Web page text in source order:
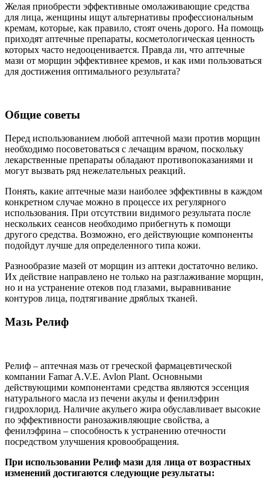
Желая приобрести эффективные омолаживающие средства
для лица, женщины ищут альтернативы профессиональным
кремам, которые, как правило, стоят очень дорого. На помощь
приходят аптечные препараты, косметологическая ценность
которых часто недооценивается. Правда ли, что аптечные
мази от морщин эффективнее кремов, и как ими пользоваться
для достижения оптимального результата?
Общие советы
Перед использованием любой аптечной мази против морщин
необходимо посоветоваться с лечащим врачом, поскольку
лекарственные препараты обладают противопоказаниями и
могут вызвать ряд нежелательных реакций.
Понять, какие аптечные мази наиболее эффективны в каждом
конкретном случае можно в процессе их регулярного
использования. При отсутствии видимого результата после
нескольких сеансов необходимо прибегнуть к помощи
другого средства. Возможно, его действующие компоненты
подойдут лучше для определенного типа кожи.
Разнообразие мазей от морщин из аптеки достаточно велико.
Их действие направлено не только на разглаживание морщин,
но и на устранение отеков под глазами, выравнивание
контуров лица, подтягивание дряблых тканей.
Мазь Релиф
Релиф – аптечная мазь от греческой фармацевтической
компании Famar A.V.E. Avlon Plant. Основными
действующими компонентами средства являются эссенция
натурального масла из печени акулы и фенилэфрин
гидрохлорид. Наличие акульего жира обуславливает высокие
по эффективности ранозаживляющие свойства, а
фенилэфрина – способность к устранению отечности
посредством улучшения кровообращения.
При использовании Релиф мази для лица от возрастных
изменений достигаются следующие результаты: